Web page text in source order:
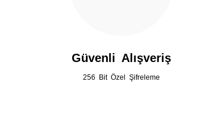
Güvenli Alışveriş
256 Bit Özel Şifreleme